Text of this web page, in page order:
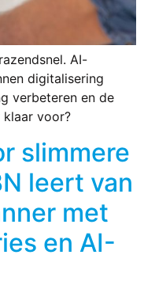
AI-
digitalisering
verbeteren en de
voor?
slimmere
leert van
met
en AI-